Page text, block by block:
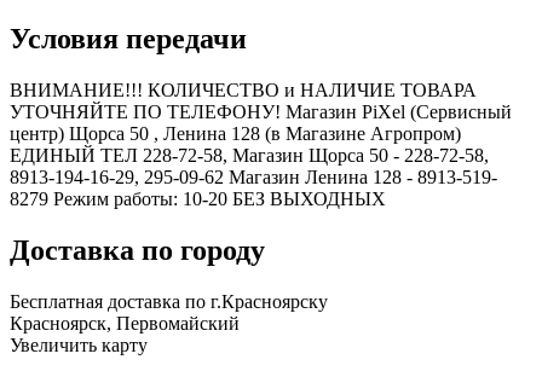
Условия передачи
ВНИМАНИЕ!!! КОЛИЧЕСТВО и НАЛИЧИЕ ТОВАРА
УТОЧНЯЙТЕ ПО ТЕЛЕФОНУ! Магазин PiXel (Сервисный
центр) Щорса 50 , Ленина 128 (в Магазине Агропром)
ЕДИНЫЙ ТЕЛ 228-72-58, Магазин Щорса 50 - 228-72-58,
8913-194-16-29, 295-09-62 Магазин Ленина 128 - 8913-519-
8279 Режим работы: 10-20 БЕЗ ВЫХОДНЫХ
Доставка по городу
Бесплатная доставка по г.Красноярску
Красноярск, Первомайский
Увеличить карту